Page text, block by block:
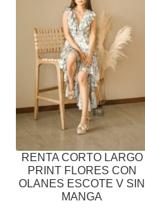
RENTA CORTO LARGO
PRINT FLORES CON
OLANES ESCOTE V SIN
MANGA
VARIANTES.
OPCIONES
PUEDEN
ELEGIR
EN
LA
DE
PRODUCTO